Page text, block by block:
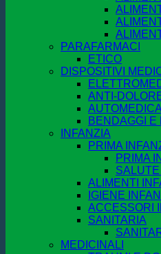
PARAFARMACI
ETICO
DISPOSITIVI
ANTI-
BENDAGGI E
INFANZIA
PRIMA
PRIMA
ALIMENTI
IGIENE
ACCESSORI
SANITARIA
MEDICINALI